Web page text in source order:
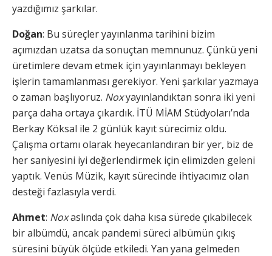
yazdığımız şarkılar.
Doğan: Bu süreçler yayınlanma tarihini bizim
açımızdan uzatsa da sonuçtan memnunuz. Çünkü yeni
üretimlere devam etmek için yayınlanmayı bekleyen
işlerin tamamlanması gerekiyor. Yeni şarkılar yazmaya
o zaman başlıyoruz. Noxyayınlandıktan sonra iki yeni
parça daha ortaya çıkardık. İTÜ MİAM Stüdyoları’nda
Berkay Köksal ile 2 günlük kayıt sürecimiz oldu.
Çalışma ortamı olarak heyecanlandıran bir yer, biz de
her saniyesini iyi değerlendirmek için elimizden geleni
yaptık. Venüs Müzik, kayıt sürecinde ihtiyacımız olan
desteği fazlasıyla verdi.
Ahmet: Noxaslında çok daha kısa sürede çıkabilecek
bir albümdü, ancak pandemi süreci albümün çıkış
süresini büyük ölçüde etkiledi. Yan yana gelmeden